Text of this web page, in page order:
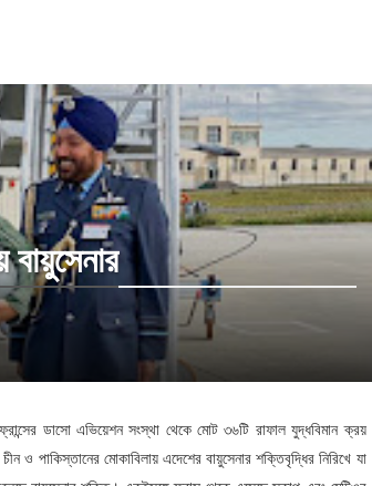
ডাসো এভিয়েশন সংস্থা থেকে মোট ৩৬টি রাফাল যুদ্ধবিমান ক্রয়
ও পাকিস্তানের মোকাবিলায় এদেশের বায়ুসেনার শক্তিবৃদ্ধির নিরিখে যা